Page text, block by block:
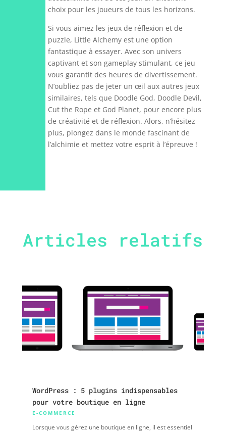
choix pour les joueurs de tous les horizons.
Si vous aimez les jeux de réflexion et de
puzzle, Little Alchemy est une option
fantastique à essayer. Avec son univers
captivant et son gameplay stimulant, ce jeu
vous garantit des heures de divertissement.
N’oubliez pas de jeter un œil aux autres jeux
similaires, tels que Doodle God, Doodle Devil,
Cut the Rope et God Planet, pour encore plus
de créativité et de réflexion. Alors, n’hésitez
plus, plongez dans le monde fascinant de
l’alchimie et mettez votre esprit à l’épreuve !
Articles relatifs
WordPress : 5 plugins indispensables
pour votre boutique en ligne
E-COMMERCE
Lorsque vous gérez une boutique en ligne, il est essentiel